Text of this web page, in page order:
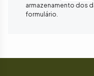
armazenamento dos
formulário.